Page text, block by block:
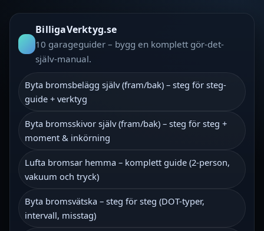
BilligaVerktyg.se
10 garageguider – bygg en komplett gör-det-
själv‑manual.
Byta bromsbelägg själv (fram/bak) – steg för steg-
guide + verktyg
Byta bromsskivor själv (fram/bak) – steg för steg +
moment & inkörning
Lufta bromsar hemma – komplett guide (2‑person,
vakuum och tryck)
Byta bromsvätska – steg för steg (DOT-typer,
intervall, misstag)